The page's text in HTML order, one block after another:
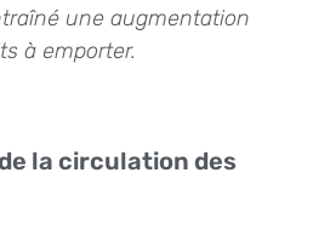
une augmentation
à emporter.
la circulation des